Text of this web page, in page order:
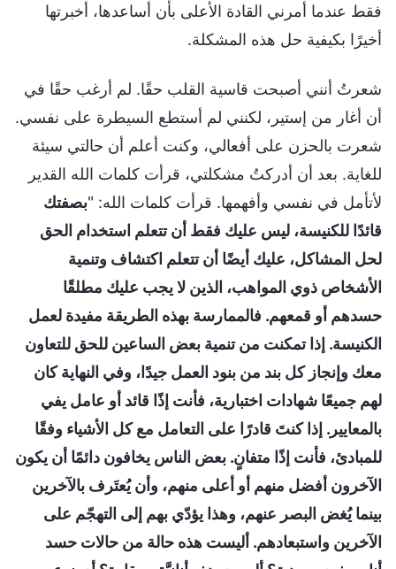
فقط عندما أمرني القادة الأعلى بأن أساعدها، أخبرتها
أخيرًا بكيفية حل هذه المشكلة.
شعرتُ أنني أصبحت قاسية القلب حقًا. لم أرغب حقًا في
أن أغار من إستير، لكنني لم أستطع السيطرة على نفسي.
شعرت بالحزن على أفعالي، وكنت أعلم أن حالتي سيئة
للغاية. بعد أن أدركتُ مشكلتي، قرأت كلمات الله القدير
لأتأمل في نفسي وأفهمها. قرأت كلمات الله: "بصفتك
قائدًا للكنيسة، ليس عليك فقط أن تتعلم استخدام الحق
لحل المشاكل، عليك أيضًا أن تتعلم اكتشاف وتنمية
الأشخاص ذوي المواهب، الذين لا يجب عليك مطلقًا
حسدهم أو قمعهم. فالممارسة بهذه الطريقة مفيدة لعمل
الكنيسة. إذا تمكنت من تنمية بعض الساعين للحق للتعاون
معك وإنجاز كل بند من بنود العمل جيدًا، وفي النهاية كان
لهم جميعًا شهادات اختبارية، فأنت إذًا قائد أو عامل يفي
بالمعايير. إذا كنتَ قادرًا على التعامل مع كل الأشياء وفقًا
للمبادئ، فأنت إذًا متفانٍ. بعض الناس يخافون دائمًا أن يكون
الآخرون أفضل منهم أو أعلى منهم، وأن يُعتَرف بالآخرين
بينما يُغض البصر عنهم، وهذا يؤدّي بهم إلى التهجّم على
الآخرين واستبعادهم. أليست هذه حالة من حالات حسد